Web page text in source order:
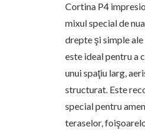
Cortina P4
mixul special de
drepte şi simple
este ideal pentru a
unui spaţiu larg,
structurat. Este
special pentru
teraselor,